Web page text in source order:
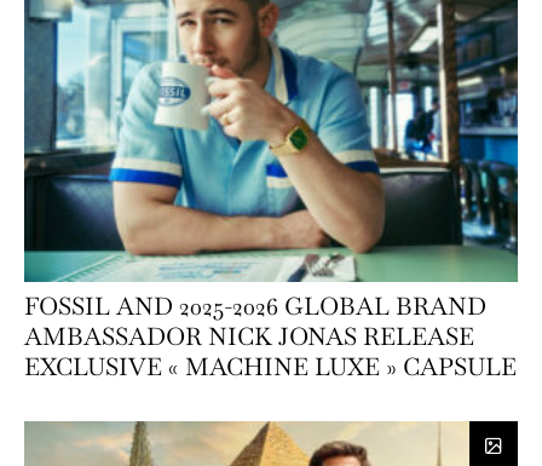
FOSSIL AND 2025-2026 GLOBAL BRAND
AMBASSADOR NICK JONAS RELEASE
EXCLUSIVE « MACHINE LUXE » CAPSULE